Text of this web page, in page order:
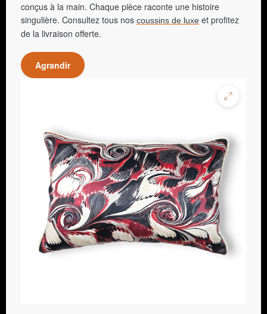
conçus à la main. Chaque pièce raconte une histoire
singulière. Consultez tous nos coussins de luxe et profitez
de la livraison offerte.
Agrandir